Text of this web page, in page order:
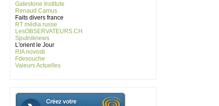
Gatestone Institute
Renaud Camus
Faits divers france
RT média russe
LesOBSERVATEURS.CH
Sputniknews
L'orient le Jour
RIA novosti
Fdesouche
Valeurs Actuelles